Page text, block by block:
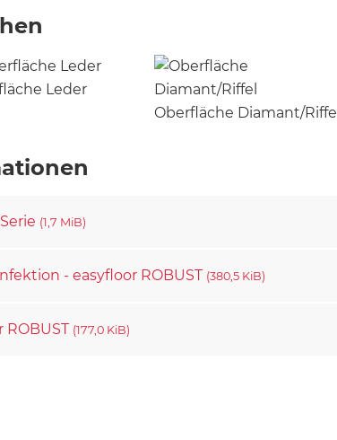
Leder
Oberfläche Diamant/Riffel
(1,7 MiB)
- easyfloor ROBUST (380,5 KiB)
(177,0 KiB)